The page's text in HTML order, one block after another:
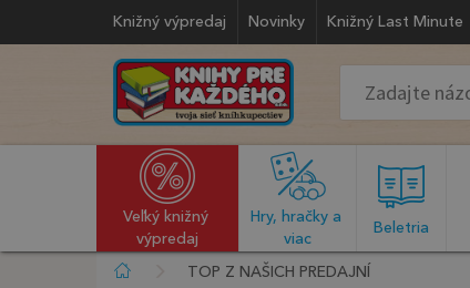
Knižný výpredaj Novinky Knižný Last Minute
Veľký knižný
výpredaj
Hry, hračky a
viac
Beletria
TOP Z NAŠICH PREDAJNÍ